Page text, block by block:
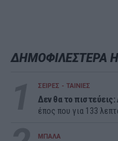
ΔΗΜΟΦΙΛΕΣΤΕΡΑ
ΣΕΙΡΕΣ - ΤΑΙΝΙΕΣ
Δεν θα το πιστεύεις:
έπος που για 133
ΜΠΑΛΑ